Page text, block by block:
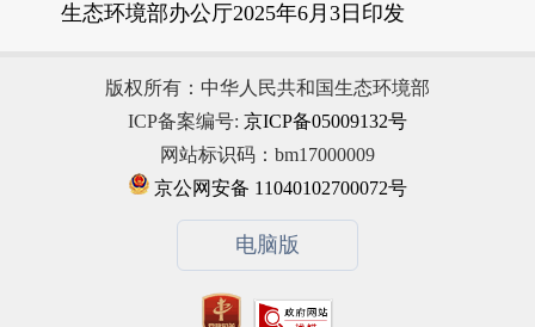
生态环境部办公厅2025年6月3日印发
版权所有：中华人民共和国生态环境部
ICP备案编号: 京ICP备05009132号
网站标识码：bm17000009
京公网安备 11040102700072号
电脑版